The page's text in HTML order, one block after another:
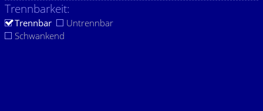
Trennbarkeit:
Trennbar
Untrennbar
Schwankend